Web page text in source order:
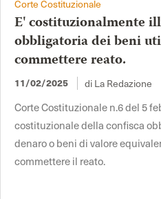
Corte Costituzionale
E' costituzionalmente
obbligatoria dei beni
commettere reato.
11/02/2025 di La Redazione
Corte Costituzionale n.6 del 5
costituzionale della confisca
denaro o beni di valore
commettere il reato.